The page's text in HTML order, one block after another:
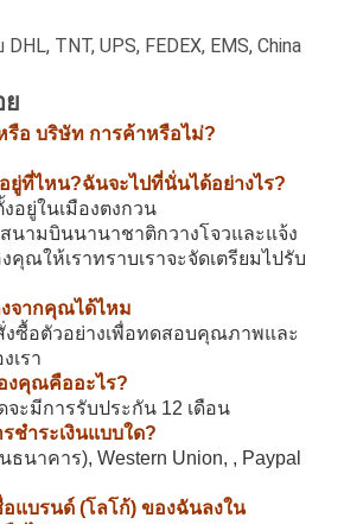
TNT, UPS, FEDEX, EMS, China
รือ บริษัท การค้าหรือไม่?
ยู่ที่ไหน?ฉันจะไปที่นั่นได้อย่างไร?
งอยู่ในเมืองตงกวน
นามบินนานาชาติกวางโจวและแจ้ง
คุณให้เราทราบเราจะจัดเตรียมไปรับ
จากคุณได้ไหม
ซื้อตัวอย่างเพื่อทดสอบคุณภาพและ
เรา
งคุณคืออะไร?
ะมีการรับประกัน 12 เดือน
ชำระเงินแบบใด?
ธนาคาร), Western Union, , Paypal
แบรนด์ (โลโก้) ของฉันลงใน